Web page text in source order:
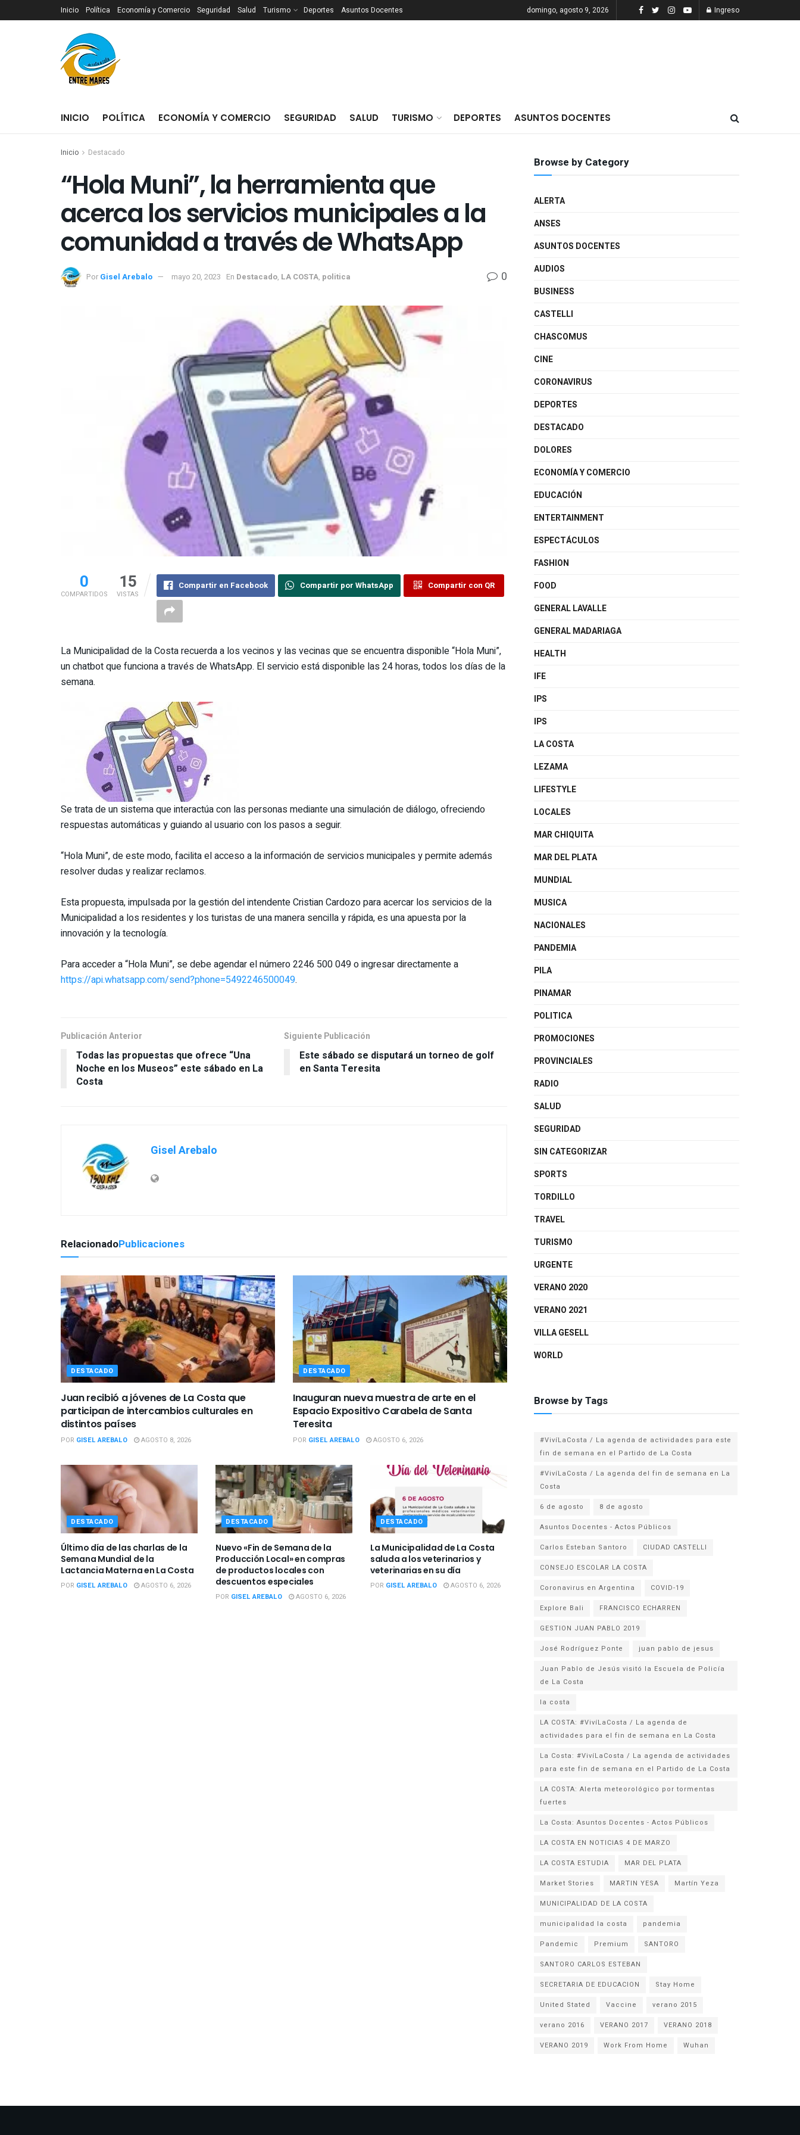
Inicio Política Economía y Comercio Seguridad Salud Turismo Deportes Asuntos Docentes domingo, agosto 9, 2026 Ingreso
INICIO POLÍTICA ECONOMÍA Y COMERCIO SEGURIDAD SALUD TURISMO DEPORTES ASUNTOS DOCENTES
Inicio Destacado
“Hola Muni”, la herramienta que
acerca los servicios municipales a la
comunidad a través de WhatsApp
Por Gisel Arebalo mayo 20, 2023 En Destacado, LA COSTA, politica 0
0
COMPARTIDOS
15
VISTAS
Compartir en Facebook Compartir por WhatsApp Compartir con QR
La Municipalidad de la Costa recuerda a los vecinos y las vecinas que se encuentra disponible “Hola Muni”,
un chatbot que funciona a través de WhatsApp. El servicio está disponible las 24 horas, todos los días de la
semana.
Se trata de un sistema que interactúa con las personas mediante una simulación de diálogo, ofreciendo
respuestas automáticas y guiando al usuario con los pasos a seguir.
“Hola Muni”, de este modo, facilita el acceso a la información de servicios municipales y permite además
resolver dudas y realizar reclamos.
Esta propuesta, impulsada por la gestión del intendente Cristian Cardozo para acercar los servicios de la
Municipalidad a los residentes y los turistas de una manera sencilla y rápida, es una apuesta por la
innovación y la tecnología.
Para acceder a “Hola Muni”, se debe agendar el número 2246 500 049 o ingresar directamente a
https://api.whatsapp.com/send?phone=5492246500049.
Publicación Anterior
Todas las propuestas que ofrece “Una
Noche en los Museos” este sábado en La
Costa
Siguiente Publicación
Este sábado se disputará un torneo de golf
en Santa Teresita
Gisel Arebalo
RelacionadoPublicaciones
DESTACADO
Juan recibió a jóvenes de La Costa que
participan de intercambios culturales en
distintos países
POR GISEL AREBALO AGOSTO 8, 2026
DESTACADO
Inauguran nueva muestra de arte en el
Espacio Expositivo Carabela de Santa
Teresita
POR GISEL AREBALO AGOSTO 6, 2026
DESTACADO
Último día de las charlas de la
Semana Mundial de la
Lactancia Materna en La Costa
POR GISEL AREBALO AGOSTO 6, 2026
DESTACADO
Nuevo «Fin de Semana de la
Producción Local» en compras
de productos locales con
descuentos especiales
POR GISEL AREBALO AGOSTO 6, 2026
DESTACADO
La Municipalidad de La Costa
saluda a los veterinarios y
veterinarias en su día
POR GISEL AREBALO AGOSTO 6, 2026
Browse by Category
ALERTA
ANSES
ASUNTOS DOCENTES
AUDIOS
BUSINESS
CASTELLI
CHASCOMUS
CINE
CORONAVIRUS
DEPORTES
DESTACADO
DOLORES
ECONOMÍA Y COMERCIO
EDUCACIÓN
ENTERTAINMENT
ESPECTÁCULOS
FASHION
FOOD
GENERAL LAVALLE
GENERAL MADARIAGA
HEALTH
IFE
IPS
IPS
LA COSTA
LEZAMA
LIFESTYLE
LOCALES
MAR CHIQUITA
MAR DEL PLATA
MUNDIAL
MUSICA
NACIONALES
PANDEMIA
PILA
PINAMAR
POLITICA
PROMOCIONES
PROVINCIALES
RADIO
SALUD
SEGURIDAD
SIN CATEGORIZAR
SPORTS
TORDILLO
TRAVEL
TURISMO
URGENTE
VERANO 2020
VERANO 2021
VILLA GESELL
WORLD
Browse by Tags
#VivíLaCosta / La agenda de actividades para este
fin de semana en el Partido de La Costa
#VivíLaCosta / La agenda del fin de semana en La
Costa
6 de agosto
8 de agosto
Asuntos Docentes - Actos Públicos
Carlos Esteban Santoro
CIUDAD CASTELLI
CONSEJO ESCOLAR LA COSTA
Coronavirus en Argentina
COVID-19
Explore Bali
FRANCISCO ECHARREN
GESTION JUAN PABLO 2019
José Rodríguez Ponte
juan pablo de jesus
Juan Pablo de Jesús visitó la Escuela de Policía
la costa
LA COSTA: #VivíLaCosta / La agenda de
actividades para el fin de semana en La Costa
La Costa: #VivíLaCosta / La agenda de actividades
para este fin de semana en el Partido de La Costa
LA COSTA: Alerta meteorológico por tormentas
fuertes
La Costa: Asuntos Docentes - Actos Públicos
LA COSTA EN NOTICIAS 4 DE MARZO
LA COSTA ESTUDIA
MAR DEL PLATA
Market Stories
MARTIN YESA
Martín Yeza
MUNICIPALIDAD DE LA COSTA
municipalidad la costa
pandemia
Pandemic
Premium
SANTORO
SANTORO CARLOS ESTEBAN
SECRETARIA DE EDUCACION
Stay Home
United Stated
Vaccine
verano 2015
verano 2016
VERANO 2017
VERANO 2018
VERANO 2019
Work From Home Wuhan